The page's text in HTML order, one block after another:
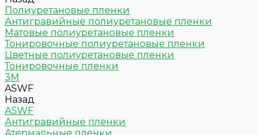
Полиуретановые пленки
Антигравийные полиуретановые пленки
Матовые полиуретановые пленки
Тонировочные полиуретановые пленки
Цветные полиуретановые пленки
Тонировочные пленки
3M
ASWF
Назад
ASWF
Антигравийные пленки